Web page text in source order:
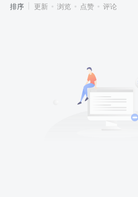
排序 更新 浏览 点赞 评论